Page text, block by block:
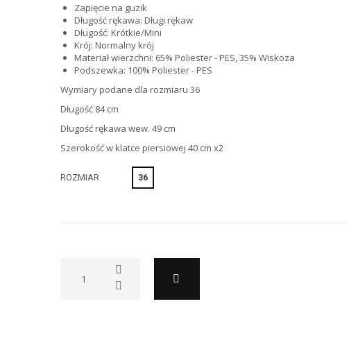
Zapięcie na guzik
Długość rękawa: Długi rękaw
Długość: Krótkie/Mini
Krój: Normalny krój
Materiał wierzchni: 65% Poliester - PES, 35% Wiskoza
Podszewka: 100% Poliester - PES
Wymiary podane dla rozmiaru 36
Długość 84 cm
Długość rękawa wew. 49 cm
Szerokość w klatce piersiowej 40 cm x2
ROZMIAR 36